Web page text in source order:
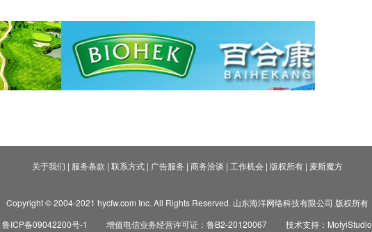
关于我们 | 服务条款 | 联系方式| 广告服务 | 商务洽谈 | 工作机会| 版权所有| 麦斯魔方
Copyright © 2004-2021 hycfw.com Inc. All Rights Reserved. 山东海洋网络科技有限公司 版权所有
鲁ICP备09042200号-1
增值电信业务经营许可证：鲁B2-20120067 技术支持：MofyiStudio